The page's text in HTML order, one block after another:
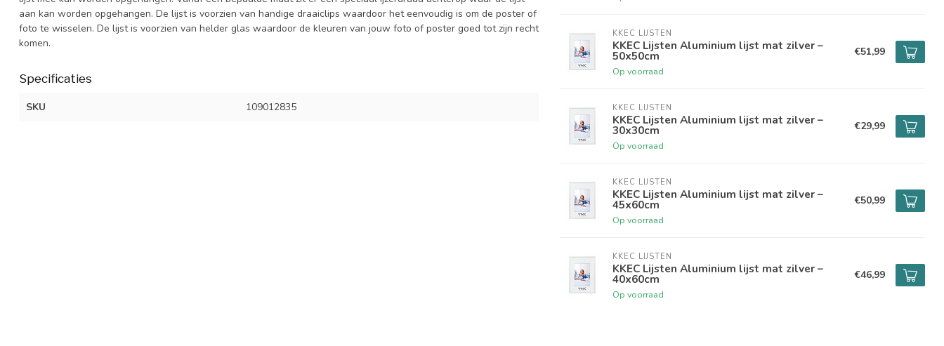
aan kan worden opgehangen. De lijst is voorzien van handige draaiclips waardoor het eenvoudig is om de poster of
foto te wisselen. De lijst is voorzien van helder glas waardoor de kleuren van jouw foto of poster goed tot zijn recht
komen.
Specificaties
SKU 109012835
KKEC LIJSTEN
KKEC Lijsten Aluminium lijst mat zilver –
50x50cm
Op voorraad
€51,99
KKEC LIJSTEN
KKEC Lijsten Aluminium lijst mat zilver –
30x30cm
Op voorraad
€29,99
KKEC LIJSTEN
KKEC Lijsten Aluminium lijst mat zilver –
45x60cm
Op voorraad
€50,99
KKEC LIJSTEN
KKEC Lijsten Aluminium lijst mat zilver –
40x60cm
Op voorraad
€46,99